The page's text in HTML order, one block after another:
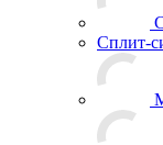
Сплит-